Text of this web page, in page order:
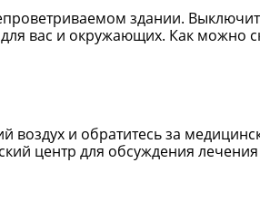
здании.
для вас и окружающих. Как можно
воздух и обратитесь за
центр для обсуждения